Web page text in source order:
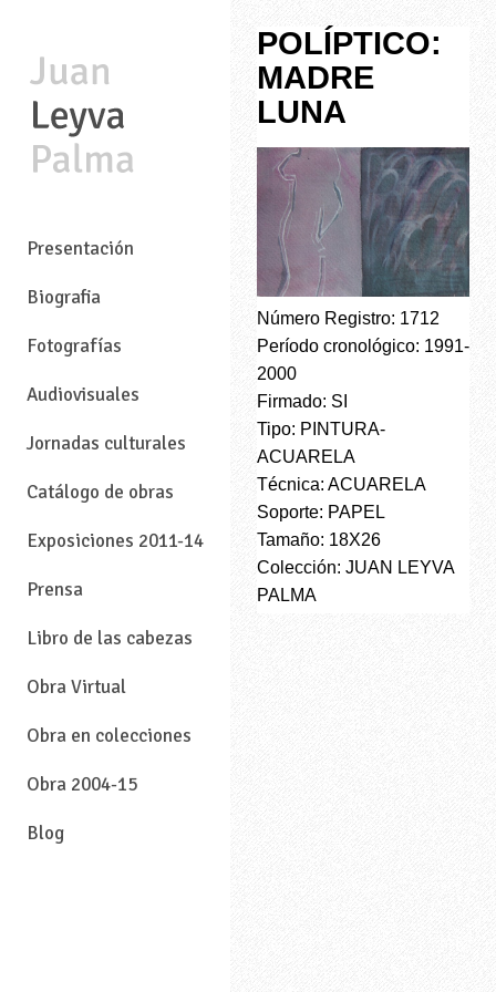
Presentación
Biografia
Fotografías
Audiovisuales
Jornadas culturales
Catálogo de obras
Exposiciones 2011-14
Prensa
Libro de las cabezas
Obra Virtual
Obra en colecciones
Obra 2004-15
Blog
POLÍPTICO:
MADRE
LUNA
Número Registro: 1712
Período cronológico: 1991-
2000
Firmado: SI
Tipo: PINTURA-
ACUARELA
Técnica: ACUARELA
Soporte: PAPEL
Tamaño: 18X26
Colección: JUAN LEYVA
PALMA